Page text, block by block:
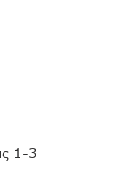
1-3